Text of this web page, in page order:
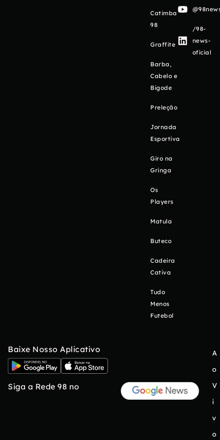
Catimba
98
Graffite
Barba,
Cabelo e
Bigode
Preleção
Jornada
Esportiva
Giro na
Gringa
Os
Players
Matula
Buteco
Cadeira
Cativa
Tudo
Menos
Futebol
/98-
news-
oficial
Baixe Nosso Aplicativo
Siga a Rede 98 no
A
o
V
i
v
o